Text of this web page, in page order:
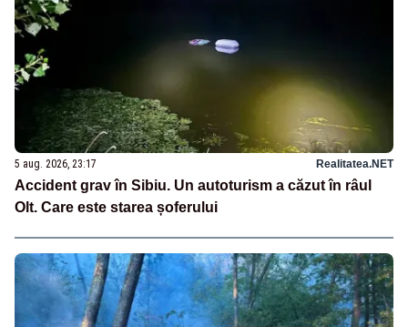
5 aug. 2026, 23:17 Realitatea.NET
Accident grav în Sibiu. Un autoturism a căzut în râul
Olt. Care este starea șoferului